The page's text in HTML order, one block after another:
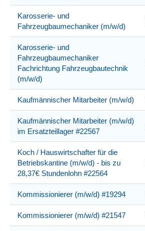
Karosserie- und
Fahrzeugbaumechaniker (m/w/d)
Karosserie- und
Fahrzeugbaumechaniker
Fachrichtung Fahrzeugbautechnik
(m/w/d)
Kaufmännischer Mitarbeiter (m/w/d)
Kaufmännischer Mitarbeiter (m/w/d)
im Ersatzteillager #22567
Koch / Hauswirtschafter für die
Betriebskantine (m/w/d) - bis zu
28,37€ Stundenlohn #22564
Kommissionierer (m/w/d) #19294
Kommissionierer (m/w/d) #21547